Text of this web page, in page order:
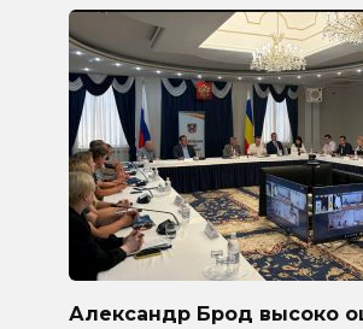
Александр Брод высоко